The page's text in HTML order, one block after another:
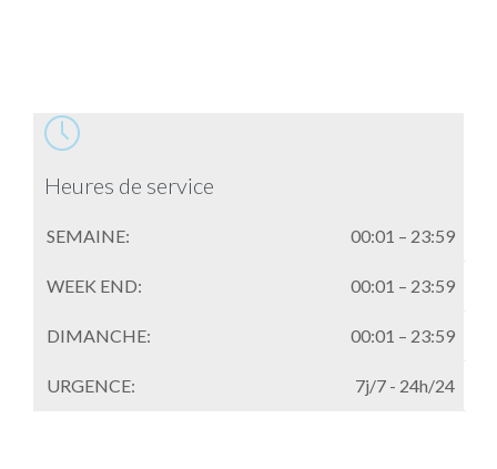

Heures de service
SEMAINE: 00:01 – 23:59
WEEK END: 00:01 – 23:59
DIMANCHE: 00:01 – 23:59
URGENCE: 7j/7 - 24h/24